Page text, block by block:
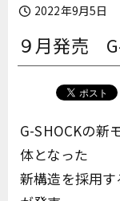
2022年9月5日
９月発売
G-SHOCKの新
体となった
新構造を採用す